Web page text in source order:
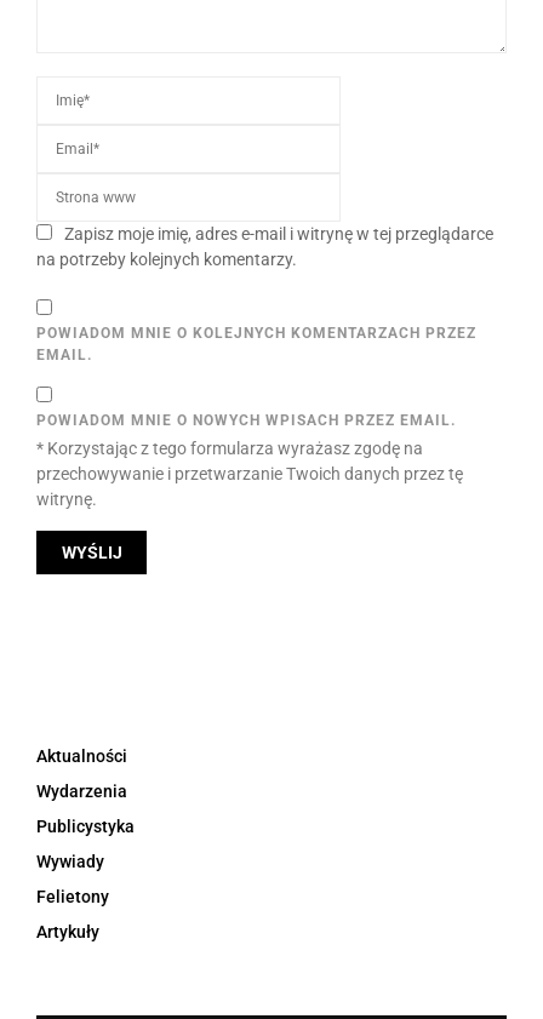
Zapisz moje imię, adres e-mail i witrynę w tej przeglądarce
na potrzeby kolejnych komentarzy.
POWIADOM MNIE O KOLEJNYCH KOMENTARZACH PRZEZ
EMAIL.
POWIADOM MNIE O NOWYCH WPISACH PRZEZ EMAIL.
* Korzystając z tego formularza wyrażasz zgodę na
przechowywanie i przetwarzanie Twoich danych przez tę
witrynę.
Aktualności
Wydarzenia
Publicystyka
Wywiady
Felietony
Artykuły